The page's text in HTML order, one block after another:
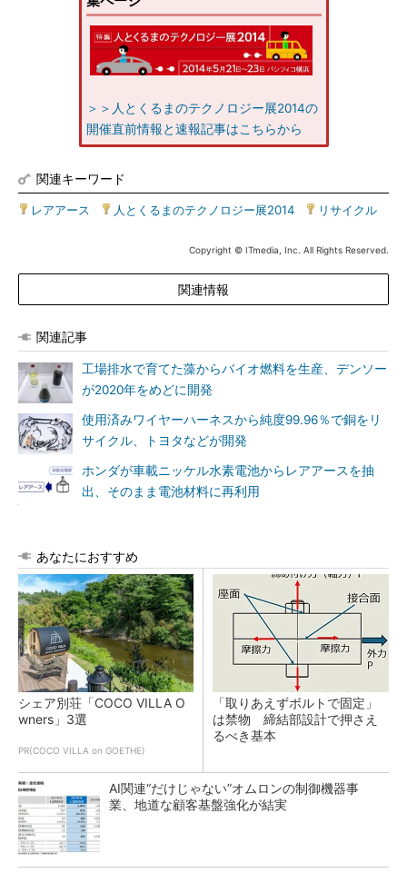
＞＞人とくるまのテクノロジー展2014の
開催直前情報と速報記事はこちらから
関連キーワード
レアアース 人とくるまのテクノロジー展2014 リサイクル
Copyright © ITmedia, Inc. All Rights Reserved.
関連情報
関連記事
工場排水で育てた藻からバイオ燃料を生産、デンソー
が2020年をめどに開発
使用済みワイヤーハーネスから純度99.96％で銅をリ
サイクル、トヨタなどが開発
ホンダが車載ニッケル水素電池からレアアースを抽
出、そのまま電池材料に再利用
あなたにおすすめ
シェア別荘「COCO VILLA O
wners」3選
PR(COCO VILLA on GOETHE)
「取りあえずボルトで固定」
は禁物 締結部設計で押さえ
るべき基本
AI関連“だけじゃない”オムロンの制御機器事
業、地道な顧客基盤強化が結実